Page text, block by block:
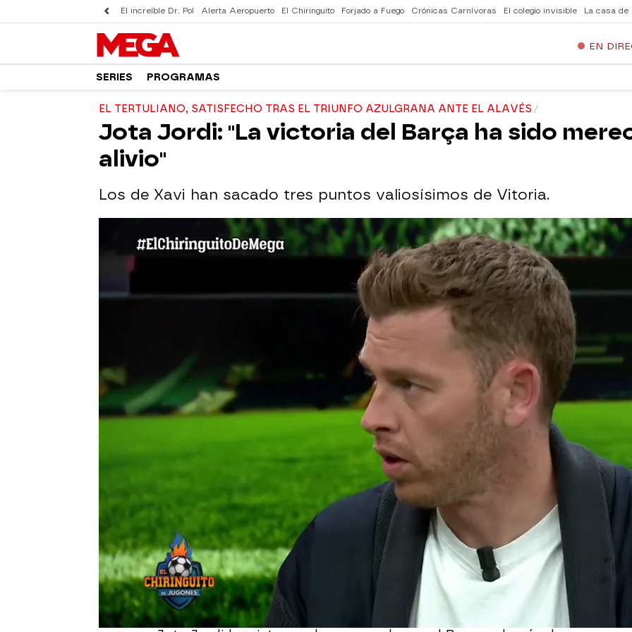
El increíble Dr. Pol Alerta Aeropuerto El Chiringuito Forjado a Fuego Crónicas Carnívoras El colegio invisible La casa de
EN
SERIES PROGRAMAS
EL TERTULIANO, SATISFECHO TRAS EL TRIUNFO AZULGRANA ANTE EL ALAVÉS
Jota Jordi: "La victoria del Barça ha sido
alivio"
Los de Xavi han sacado tres puntos valiosísimos de Vitoria.
El Chiringuito
24 de enero de 2022, 00:58
WhatsappFacebook
El FC Barcelona ha salido victorioso de Mendizorroza con un
gol agónico de Frenkie De Jong. El neerlandés le ha dado la
victoria al equipo de Xavi y hace que se acerque a los puestos
Champions, marcados por el Atlético de Madrid. Solo un
punto separan a ambos conjuntos, y próximamente se verán
las caras en el Metropolitano.